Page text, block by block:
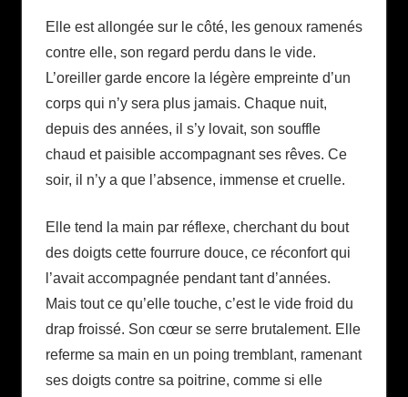
Elle est allongée sur le côté, les genoux ramenés
contre elle, son regard perdu dans le vide.
L’oreiller garde encore la légère empreinte d’un
corps qui n’y sera plus jamais. Chaque nuit,
depuis des années, il s’y lovait, son souffle
chaud et paisible accompagnant ses rêves. Ce
soir, il n’y a que l’absence, immense et cruelle.
Elle tend la main par réflexe, cherchant du bout
des doigts cette fourrure douce, ce réconfort qui
l’avait accompagnée pendant tant d’années.
Mais tout ce qu’elle touche, c’est le vide froid du
drap froissé. Son cœur se serre brutalement. Elle
referme sa main en un poing tremblant, ramenant
ses doigts contre sa poitrine, comme si elle